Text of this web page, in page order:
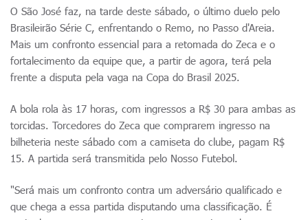
O São José faz, na tarde deste sábado, o último duelo pelo
Brasileirão Série C, enfrentando o Remo, no Passo d'Areia.
Mais um confronto essencial para a retomada do Zeca e o
fortalecimento da equipe que, a partir de agora, terá pela
frente a disputa pela vaga na Copa do Brasil 2025.
A bola rola às 17 horas, com ingressos a R$ 30 para ambas as
torcidas. Torcedores do Zeca que comprarem ingresso na
bilheteria neste sábado com a camiseta do clube, pagam R$
15. A partida será transmitida pelo Nosso Futebol.
"Será mais um confronto contra um adversário qualificado e
que chega a essa partida disputando uma classificação. É